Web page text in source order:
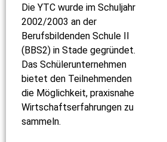
Die YTC wurde im Schuljahr
2002/2003 an der
Berufsbildenden Schule II
(BBS2) in Stade gegründet.
Das Schülerunternehmen
bietet den Teilnehmenden
die Möglichkeit, praxisnahe
Wirtschaftserfahrungen zu
sammeln.